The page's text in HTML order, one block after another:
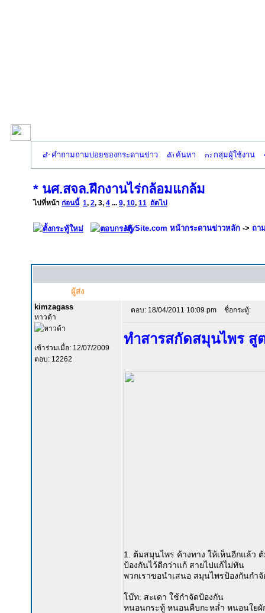
คำถามถามบ่อยของกระดานข่าว ค้นหา กลุ่มผู้ใช้งาน
* นศ.สจล.ฝึกงานไร่กล้อมแกล้ม
ไปที่หน้า ก่อนนี้ 1, 2, 3, 4 ... 9, 10, 11 ถัดไป
MySite.com หน้ากระดานข่าวหลัก -> ถา
ผู้ส่ง
kimzagass
หาวด้า
เข้าร่วมเมื่อ: 12/07/2009
ตอบ: 12262
ตอบ: 18/04/2011 10:09 pm ชื่อกระทู้:
ทำสารสกัดสมุนไพร สู
1. ต้มสมุนไพร ค้างทาง ให้เห็นอีกแล้ว
ป้องกันไว้ดีกว่าแก้ สายไปแก้ไม่ทัน
พวกเราขอนำเสนอ สมุนไพรป้องกันกำ
โบ๊ท: สะเดา ใช้กำจัดป้องกัน
หนอนกระทู้ หนอนคืบกะหล่ำ หนอนใย